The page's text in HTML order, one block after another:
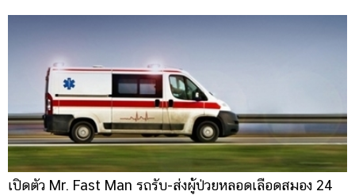
เปิดตัว Mr. Fast Man รถรับ-ส่งผู้ป่วยหลอดเลือดสมอง 24